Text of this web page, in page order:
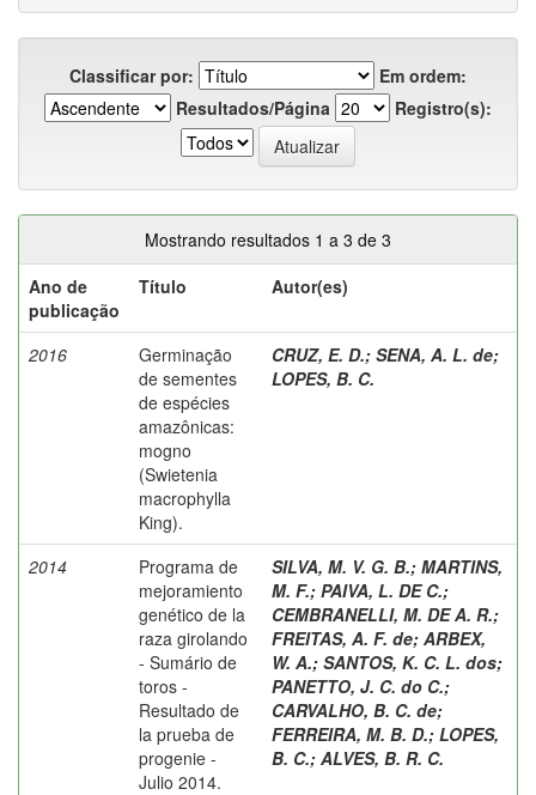
Classificar por:
Em ordem:
Resultados/Página
Registro(s):
Mostrando resultados 1 a 3 de 3
Ano de
publicação
Título Autor(es)
2016
Germinação
de sementes
de espécies
amazônicas:
mogno
(Swietenia
macrophylla
King).
CRUZ, E. D.; SENA, A. L. de;
LOPES, B. C.
2014
Programa de
mejoramiento
genético de la
raza girolando
- Sumário de
toros -
Resultado de
la prueba de
progenie -
Julio 2014.
SILVA, M. V. G. B.; MARTINS,
M. F.; PAIVA, L. DE C.;
CEMBRANELLI, M. DE A. R.;
FREITAS, A. F. de; ARBEX,
W. A.; SANTOS, K. C. L. dos;
PANETTO, J. C. do C.;
CARVALHO, B. C. de;
FERREIRA, M. B. D.; LOPES,
B. C.; ALVES, B. R. C.